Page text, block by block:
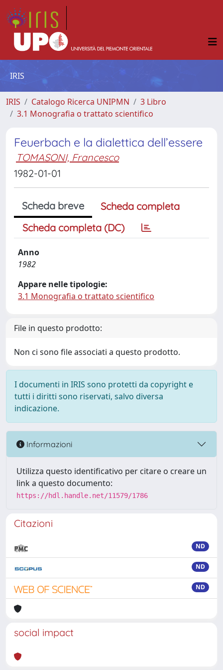
IRIS
IRIS Catalogo Ricerca UNIPMN
3 Libro
3.1 Monografia o trattato scientifico
Feuerbach e la dialettica dell’essere
TOMASONI, Francesco
1982-01-01
Scheda breve
Scheda completa
Scheda completa (DC)
Anno
1982
Appare nelle tipologie:
3.1 Monografia o trattato scientifico
File in questo prodotto:
Non ci sono file associati a questo prodotto.
I documenti in IRIS sono protetti da copyright e
tutti i diritti sono riservati, salvo diversa
indicazione.
Informazioni
Utilizza questo identificativo per citare o creare un
link a questo documento:
https://hdl.handle.net/11579/1786
Citazioni
ND
ND
ND
social impact